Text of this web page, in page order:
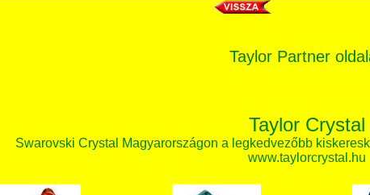
Taylor Partner
Taylor Crystal
Swarovski Crystal Magyarországon a legkedvezőbb
www.taylorcrystal.hu